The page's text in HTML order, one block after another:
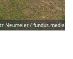
Neumeier / fundus.media